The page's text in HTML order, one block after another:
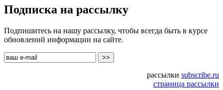
Подписка на рассылку
Подпишитесь на нашу рассылку, чтобы всегда быть в курсе
обновлений информации на сайте.
рассылки subscribe.ru
страница рассылки